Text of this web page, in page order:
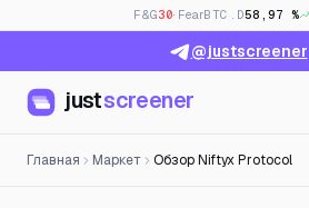
F&G30· FearBTC.D58,97 %
@justscreener
justscreener
Главная Маркет Обзор Niftyx Protocol